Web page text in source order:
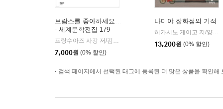
브람스를 좋아하세요…
- 세계문학전집 179
7,000원 (0% 할인)
나미야 잡화점의 기적
13,200원 (0% 할인)
검색 페이지에서 선택된 태그에 등록된 더 많은 상품을 확인해